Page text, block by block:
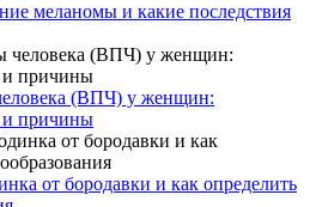
меланомы и какие последствия
(ВПЧ) у женщин:
и причины
от бородавки и как определить